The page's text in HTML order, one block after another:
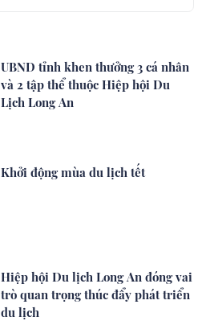
UBND tỉnh khen thưởng 3 cá nhân
và 2 tập thể thuộc Hiệp hội Du
Lịch Long An
Khởi động mùa du lịch tết
Hiệp hội Du lịch Long An đóng vai
trò quan trọng thúc đẩy phát triển
du lịch